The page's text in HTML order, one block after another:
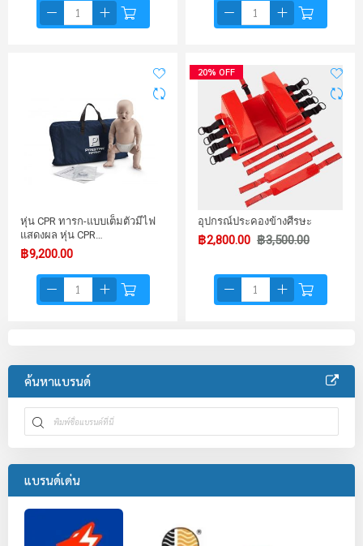
หุ่น CPR ทารก-แบบเต็มตัวมีไฟ
แสดงผล หุ่น CPR…
฿9,200.00
20% OFF
อุปกรณ์ประคองข้างศีรษะ
฿2,800.00 ฿3,500.00
ค้นหาแบรนด์
แบรนด์เด่น